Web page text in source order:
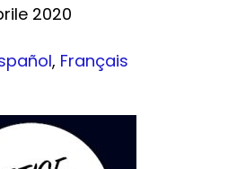
2020
, Français